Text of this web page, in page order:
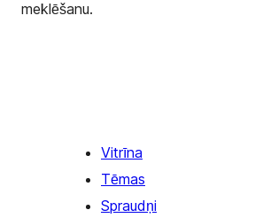
meklēšanu.
Vitrīna
Tēmas
Spraudņi